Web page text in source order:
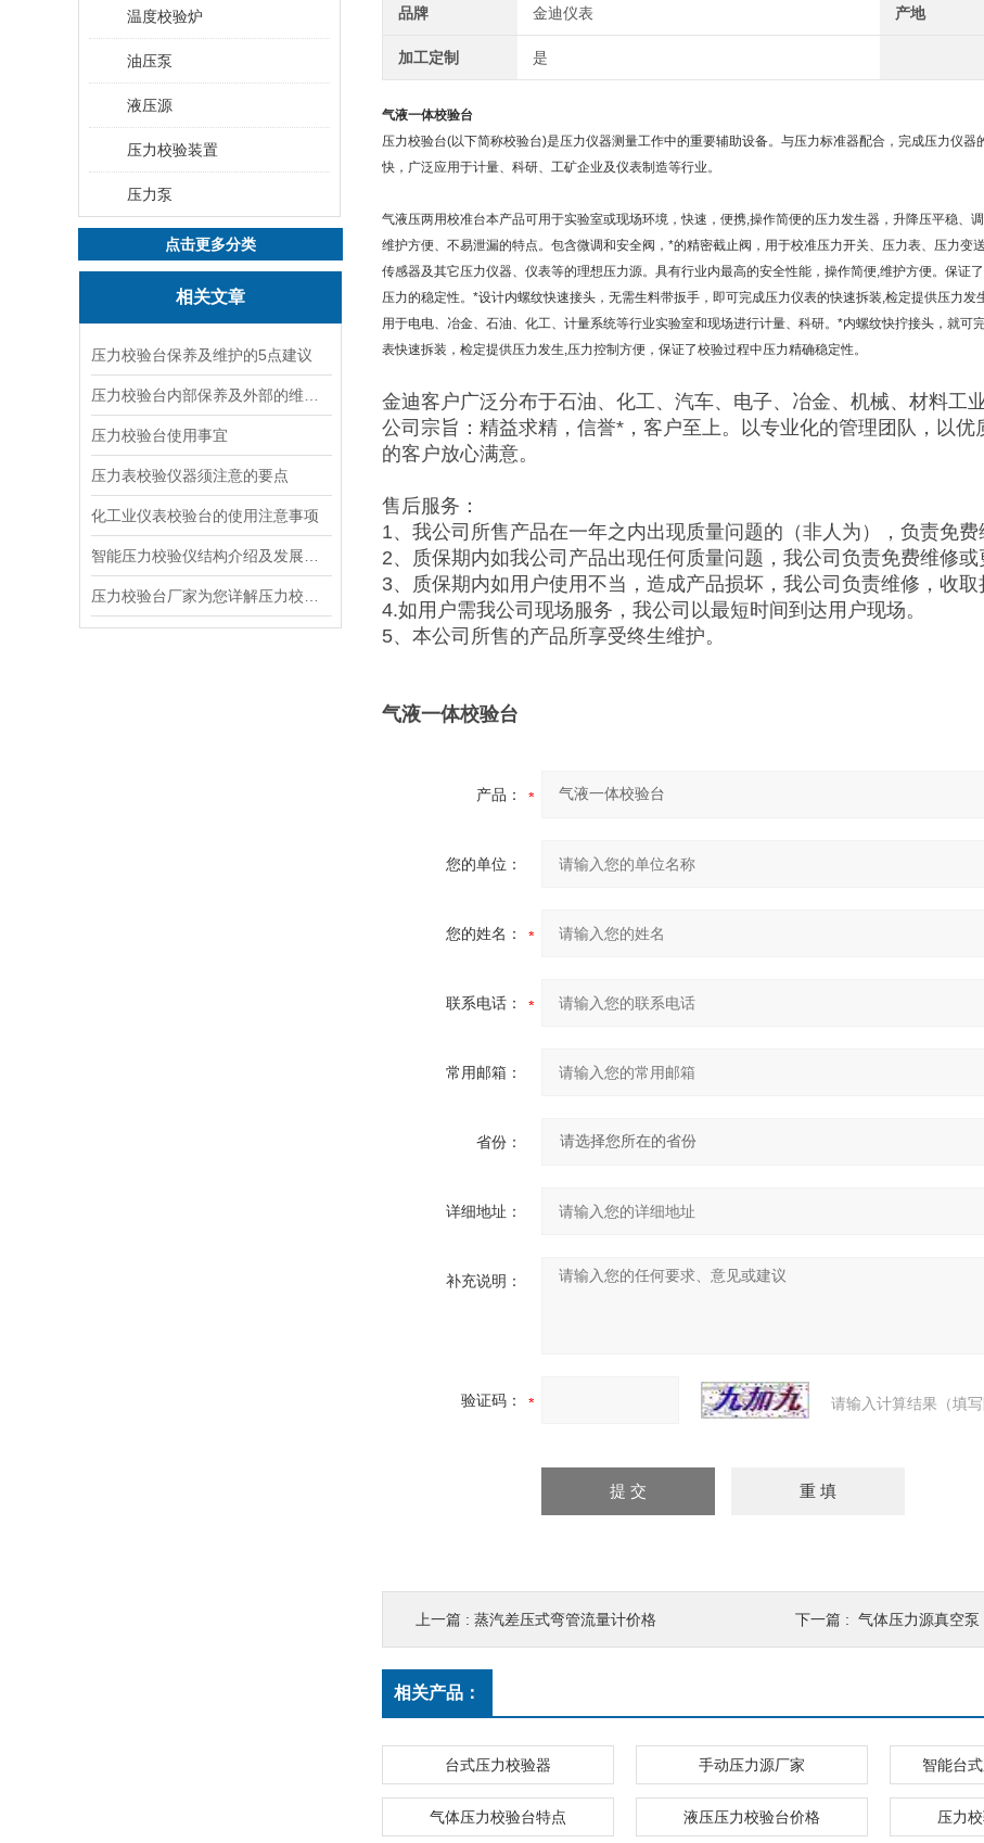
温度校验炉
油压泵
液压源
压力校验装置
压力泵
点击更多分类
相关文章
压力校验台保养及维护的5点建议
压力校验台使用事宜
压力表校验仪器须注意的要点
化工业仪表校验台的使用注意事项
品牌 金迪仪表 产地
加工定制 是
气液一体校验台
压力校验台(以下简称校验台)是压力仪器测量工作中的重要辅助设备。与压力标准器配合，完成压力仪
快，广泛应用于计量、科研、工矿企业及仪表制造等行业。
气液压两用校准台本产品可用于实验室或现场环境，快速，便携,操作简便的压力发生器，升降压平稳、调
维护方便、不易泄漏的特点。包含微调和安全阀，*的精密截止阀，用于校准压力开关、压力表、压力变
传感器及其它压力仪器、仪表等的理想压力源。具有行业内最高的安全性能，操作简便,维护方便。保证
压力的稳定性。*设计内螺纹快速接头，无需生料带扳手，即可完成压力仪表的快速拆装,检定提供压力发
用于电电、冶金、石油、化工、计量系统等行业实验室和现场进行计量、科研。*内螺纹快拧接头，就可
表快速拆装，检定提供压力发生,压力控制方便，保证了校验过程中压力精确稳定性。
金迪客户广泛分布于石油、化工、汽车、电子、冶金、机械、材料工
公司宗旨：精益求精，信誉*，客户至上。以专业化的管理团队，以
的客户放心满意。
售后服务：
1、我公司所售产品在一年之内出现质量问题的（非人为），负责免费
2、质保期内如我公司产品出现任何质量问题，我公司负责免费维修或
3、质保期内如用户使用不当，造成产品损坏，我公司负责维修，收取
4.如用户需我公司现场服务，我公司以最短时间到达用户现场。
5、本公司所售的产品所享受终生维护。
气液一体校验台
产品：
您的单位：
您的姓名：
联系电话：
常用邮箱：
省份：
详细地址：
补充说明：
验证码： 请输入计算结果（填
上一篇 : 蒸汽差压式弯管流量计价格 下一篇 : 气体压力源真空泵
相关产品：
台式压力校验器 手动压力源厂家 智能台
气体压力校验台特点 液压压力校验台价格 压力